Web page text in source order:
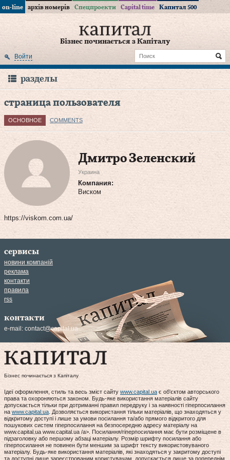
on-line архів номерів Спецпроекти Capital time Капитал 500
Бізнес починається з Капіталу
Войти
разделы
страница пользователя
ОСНОВНОЕ COMMENTS
Дмитро Зеленский
Украина
Компания:
Виском
https://viskom.com.ua/
сервисы
новини компаній
реклама
контакти
правила
rss
контакти
e-mail: contact@capital.ua
Бізнес починається з Капіталу
Ідеї оформлення, стиль та весь зміст сайту www.capital.ua є об'єктом авторського
права та охороняються законом. Будь-яке використання матеріалів сайту
допускається тільки при дотриманні правил передруку і за наявності гіперпосилання
на www.capital.ua . Дозволяється використання тільки матеріалів, що знаходяться у
відкритому доступі і лише за умови посилання та/або прямого відкритого для
пошукових систем гіперпосилання на безпосередню адресу матеріалу на
www.capital.ua www.capital.ua /a>. Посилання/гіперпосилання має бути розміщене в
підзаголовку або першому абзаці матеріалу. Розмір шрифту посилання або
гіперпосилання не повинен бути меншим за шрифт тексту використовуваного
матеріалу. Будь-яке використання матеріалів, які знаходяться у закритому доступі
та доступні лише зареєстрованим користувачам, допускається лише за попереднім